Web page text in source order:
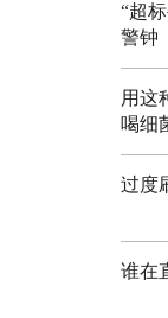
“超
警钟
用这
喝细
过度
谁在